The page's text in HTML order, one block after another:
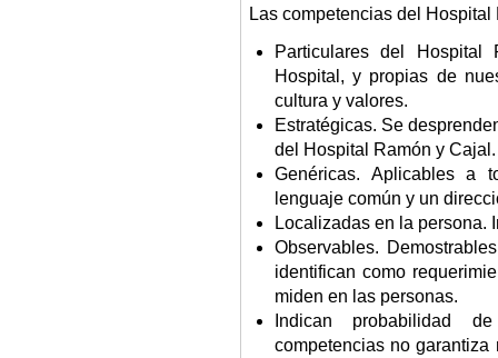
Las competencias del
Particulares del
Hospital, y propias de
cultura y valores.
Estratégicas. Se
del Hospital Ramón y Cajal.
Genéricas. Aplicables a
lenguaje común y un
Localizadas en la persona.
Observables.
identifican como
miden en las personas.
Indican probabilidad
competencias no